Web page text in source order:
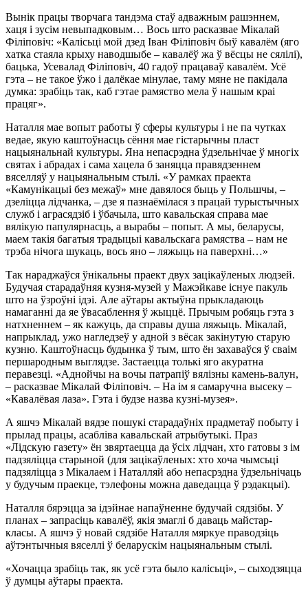
Вынік працы творчага тандэма стаў адважным рашэннем,
хаця і зусім невыпадковым… Вось што расказвае Мікалай
Філіповіч: «Калісьці мой дзед Іван Філіповіч быў кавалём (яго
хатка стаяла крыху наводшыбе – кавалёў жа ў вёсцы не сялілі),
бацька, Усевалад Філіповіч, 40 гадоў працаваў кавалём. Усё
гэта – не такое ўжо і далёкае мінулае, таму мяне не пакідала
думка: зрабіць так, каб гэтае рамяство мела ў нашым краі
працяг».
Наталля мае вопыт работы ў сферы культуры і не па чутках
ведае, якую каштоўнасць сёння мае гістарычны пласт
нацыянальнай культуры. Яна непасрэдна ўдзельнічае ў многіх
святах і абрадах і сама хацела б заняцца правядзеннем
вяселляў у нацыянальным стылі. «У рамках праекта
«Камунікацыі без межаў» мне давялося быць у Польшчы, –
дзеліцца лідчанка, – дзе я пазнаёмілася з працай турыстычных
служб і аграсядзіб і ўбачыла, што кавальская справа мае
вялікую папулярнасць, а вырабы – попыт. А мы, беларусы,
маем такія багатыя традыцыі кавальскага рамяства – нам не
трэба нічога шукаць, вось яно – ляжыць на паверхні…»
Так нараджаўся ўнікальны праект двух зацікаўленых людзей.
Будучая старадаўняя кузня-музей у Мажэйкаве існуе пакуль
што на ўзроўні ідэі. Але аўтары актыўна прыкладаюць
намаганні да яе ўвасаблення ў жыццё. Прычым робяць гэта з
натхненнем – як кажуць, да справы душа ляжыць. Мікалай,
напрыклад, ужо нагледзеў у адной з вёсак закінутую старую
кузню. Каштоўнасць будынка ў тым, што ён захаваўся ў сваім
першародным выглядзе. Застаецца толькі яго акуратна
перавезці. «Аднойчы на вочы патрапіў вялізны камень-валун,
– расказвае Мікалай Філіповіч. – На ім я самаручна высеку –
«Кавалёвая лаза». Гэта і будзе назва кузні-музея».
А яшчэ Мікалай вядзе пошукі старадаўніх прадметаў побыту і
прылад працы, асабліва кавальскай атрыбутыкі. Праз
«Лідскую газету» ён звяртаецца да ўсіх лідчан, хто гатовы з ім
падзяліцца старыной (для зацікаўленых: хто хоча чымсьці
падзяліцца з Мікалаем і Наталляй або непасрэдна ўдзельнічаць
у будучым праекце, тэлефоны можна даведацца ў рэдакцыі).
Наталля бярэцца за ідэйнае напаўненне будучай сядзібы. У
планах – запрасіць кавалёў, якія змаглі б даваць майстар-
класы. А яшчэ ў новай сядзібе Наталля мяркуе праводзіць
аўтэнтычныя вяселлі ў беларускім нацыянальным стылі.
«Хочацца зрабіць так, як усё гэта было калісьці», – сыходзяцца
ў думцы аўтары праекта.